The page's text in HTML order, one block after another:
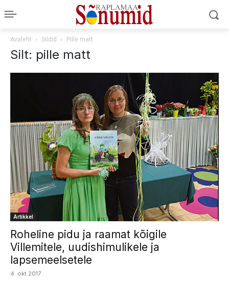
Avaleht Sildid Pille matt
Silt: pille matt
Artikkel
Roheline pidu ja raamat kõigile
Villemitele, uudishimulikele ja
lapsemeelsetele
4. okt 2017